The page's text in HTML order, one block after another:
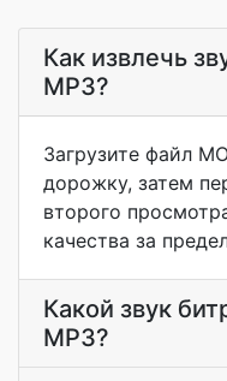
Как извлечь
MP3?
Загрузите файл
дорожку, затем
второго
качества за
Какой звук
MP3?